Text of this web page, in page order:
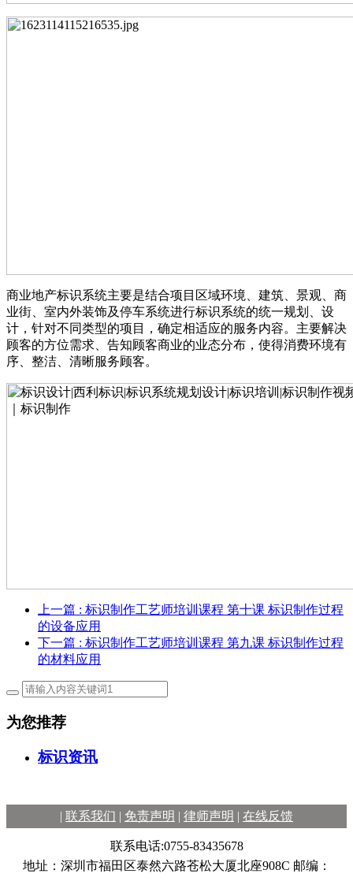
商业地产标识系统主要是结合项目区域环境、建筑、景观、商
业街、室内外装饰及停车系统进行标识系统的统一规划、设
计，针对不同类型的项目，确定相适应的服务内容。主要解决
顾客的方位需求、告知顾客商业的业态分布，使得消费环境有
序、整洁、清晰服务顾客。
上一篇 : 标识制作工艺师培训课程 第十课 标识制作过程
的设备应用
下一篇 : 标识制作工艺师培训课程 第九课 标识制作过程
的材料应用
为您推荐
标识资讯
| 联系我们 | 免责声明 | 律师声明 | 在线反馈
联系电话:0755-83435678
地址：深圳市福田区泰然六路苍松大厦北座908C 邮编：